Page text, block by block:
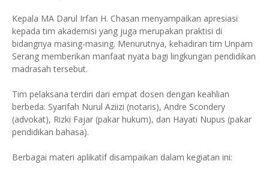
Kepala MA Darul Irfan H. Chasan menyampaikan apresiasi
kepada tim akademisi yang juga merupakan praktisi di
bidangnya masing-masing. Menurutnya, kehadiran tim Unpam
Serang memberikan manfaat nyata bagi lingkungan pendidikan
madrasah tersebut.
Tim pelaksana terdiri dari empat dosen dengan keahlian
berbeda: Syarifah Nurul Aziizi (notaris), Andre Scondery
(advokat), Rizki Fajar (pakar hukum), dan Hayati Nupus (pakar
pendidikan bahasa).
Berbagai materi aplikatif disampaikan dalam kegiatan ini: